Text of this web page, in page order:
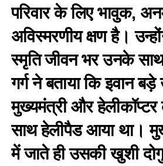
परिवार के लिए भावुक,
अविस्मरणीय क्षण है।
स्मृति जीवन भर उनके
गर्ग ने बताया कि इवान
मुख्यमंत्री और
साथ हेलीपैड आया था।
में जाते ही उसकी खुशी